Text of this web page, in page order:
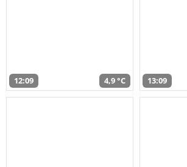
12:09 4,9 °C 13:09